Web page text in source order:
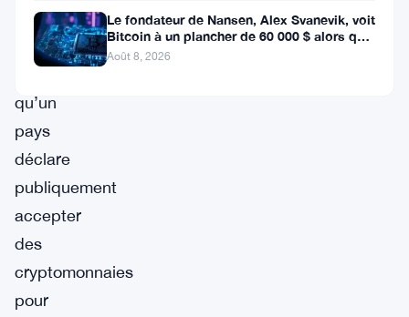
première
qu’un
pays
déclare
publiquement
accepter
des
cryptomonnaies
pour
Le fondateur de Nansen, Alex Svanevik, voit
Bitcoin à un plancher de 60 000 $ alors que
les actifs tokenisés
Août 8, 2026